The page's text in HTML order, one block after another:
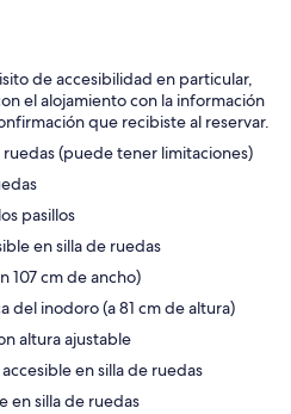
de accesibilidad en particular,
el alojamiento con la información
que recibiste al reservar.
(puede tener limitaciones)
pasillos
en silla de ruedas
107 cm de ancho)
del inodoro (a 81 cm de altura)
altura ajustable
en silla de ruedas
en silla de ruedas